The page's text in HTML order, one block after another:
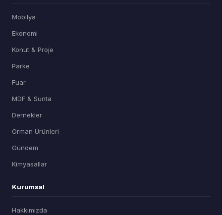
Mobilya
Ekonomi
Konut & Proje
Parke
Fuar
MDF & Sunta
Dernekler
Orman Ürünleri
Gündem
Kimyasallar
Kurumsal
Hakkımızda